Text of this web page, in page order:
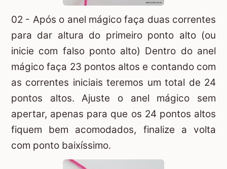
02 - Após o anel mágico faça duas correntes
para dar altura do primeiro ponto alto (ou
inicie com falso ponto alto) Dentro do anel
mágico faça 23 pontos altos e contando com
as correntes iniciais teremos um total de 24
pontos altos. Ajuste o anel mágico sem
apertar, apenas para que os 24 pontos altos
fiquem bem acomodados, finalize a volta
com ponto baixíssimo.